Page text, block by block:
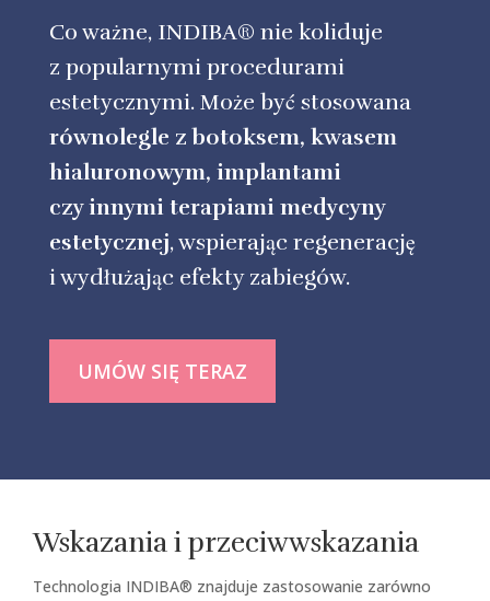
Co ważne, INDIBA® nie koliduje
z popularnymi procedurami
estetycznymi. Może być stosowana
równolegle z botoksem, kwasem
hialuronowym, implantami
czy innymi terapiami medycyny
estetycznej, wspierając regenerację
i wydłużając efekty zabiegów.
UMÓW SIĘ TERAZ
Wskazania i przeciwwskazania
Technologia INDIBA® znajduje zastosowanie zarówno